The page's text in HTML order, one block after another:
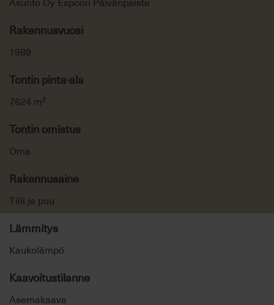
Rakennusvuosi
1989
Tontin pinta-ala
7624 m²
Tontin omistus
Oma
Rakennusaine
Tiili ja puu
Lämmitys
Kaukolämpö
Kaavoitustilanne
Asemakaava